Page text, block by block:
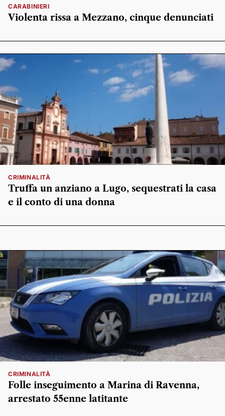
CARABINIERI
Violenta rissa a Mezzano, cinque denunciati
CRIMINALITÀ
Truffa un anziano a Lugo, sequestrati la casa
e il conto di una donna
CRIMINALITÀ
Folle inseguimento a Marina di Ravenna,
arrestato 55enne latitante